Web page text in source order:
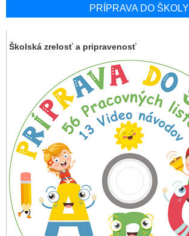
PRÍPRAVA DO ŠKOLY
Školská zrelosť a pripravenosť